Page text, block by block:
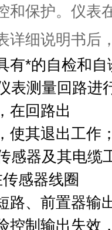
保护。 仪表
详细说明书后
有*的自检和
表测量回路进
在回路出
使其退出工作
感器及其电缆
感器线圈
路、前置器输
控制输出失效